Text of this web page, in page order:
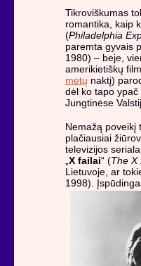
Tikroviškumas
romantika, kaip
(Philadelphia
paremta gyvais
1980) – beje,
amerikietiškų
metų naktį)
dėl ko tapo ypač
Jungtinėse
Nemažą poveikį
plačiausiai
televizijos
X failai“ (The X
Lietuvoje, ar
1998).